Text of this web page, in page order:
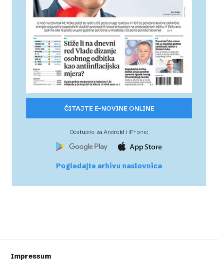
ČITAJTE E-NOVINE ONLINE
Dostupno za Android i iPhone:
Pogledajte arhivu naslovnica
Impressum